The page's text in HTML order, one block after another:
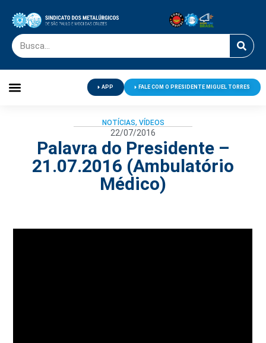
APP FALE COM O PRESIDENTE MIGUEL TORRES
NOTÍCIAS, VÍDEOS
22/07/2016
Palavra do Presidente –
21.07.2016 (Ambulatório
Médico)